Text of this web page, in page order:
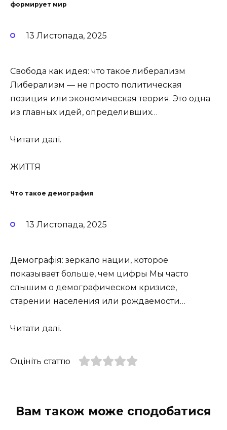
формирует мир
13 Листопада, 2025
Свобода как идея: что такое либерализм
Либерализм — не просто политическая
позиция или экономическая теория. Это одна
из главных идей, определивших…
Читати далі.
ЖИТТЯ
Что такое демография
13 Листопада, 2025
Демографія: зеркало нации, которое
показывает больше, чем цифры Мы часто
слышим о демографическом кризисе,
старении населения или рождаемости…
Читати далі.
Оцініть статтю
Вам також може сподобатися